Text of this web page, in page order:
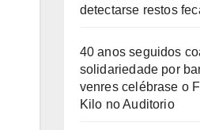
detectarse restos
40 anos seguidos
solidariedade por
venres celébrase o
Kilo no Auditorio